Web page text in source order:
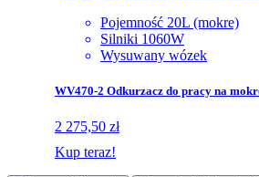
Pojemność 20L (mokre)
Silniki 1060W
Wysuwany wózek
WV470-2 Odkurzacz do pracy na
2 275,50 zł
Kup teraz!